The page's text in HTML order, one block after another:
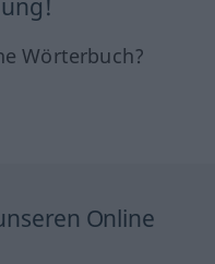
Wörterbuch?
Online